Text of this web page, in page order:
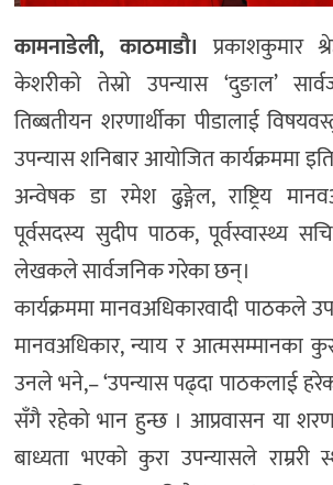
कामनाडेली, काठमाडौ। प्रकाशकुमार
केशरीको तेस्रो उपन्यास ‘दुङाल’
तिब्बतीयन शरणार्थीका पीडालाई
उपन्यास शनिबार आयोजित कार्यक्रममा
अन्वेषक डा रमेश ढुङ्गेल, राष्ट्रिय
पूर्वसदस्य सुदीप पाठक, पूर्वस्वास्थ्य
लेखकले सार्वजनिक गरेका छन्।
कार्यक्रममा मानवअधिकारवादी पाठकले
मानवअधिकार, न्याय र आत्मसम्मानका
उनले भने,– ‘उपन्यास पढ्दा पाठकलाई
सँगै रहेको भान हुन्छ । आप्रवासन या
बाध्यता भएको कुरा उपन्यासले राम्ररी